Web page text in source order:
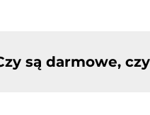
są darmowe,